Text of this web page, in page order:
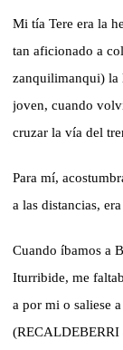
Mi tía Tere era la
tan aficionado a
zanquilimanqui) la
joven, cuando
cruzar la vía del
Para mí,
a las distancias,
Cuando íbamos a
Iturribide, me
a por mi o saliese
(RECALDEBERRI